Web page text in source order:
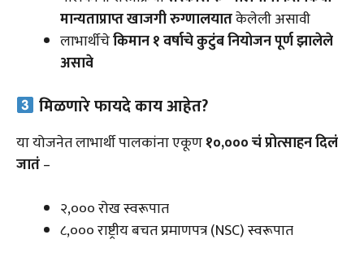
मान्यताप्राप्त खाजगी रुग्णालयातकेलेली असावी
लाभार्थीचेकिमान १ वर्षाचे कुटुंब नियोजन पूर्ण झालेले
असावे
मिळणारे फायदे काय आहेत?
या योजनेत लाभार्थी पालकांना एकूण₹१०,००० चं प्रोत्साहन दिलं
जातं–
₹२,००० रोख स्वरूपात
₹८,००० राष्ट्रीय बचत प्रमाणपत्र (NSC) स्वरूपात